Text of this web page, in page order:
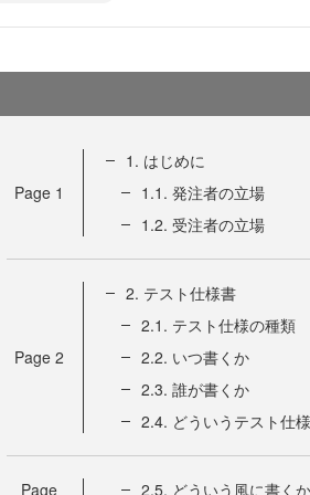
Page 1
1. はじめに
1.1. 発注者の立場
1.2. 受注者の立場
Page 2
2. テスト仕様書
2.1. テスト仕様の種類
2.2. いつ書くか
2.3. 誰が書くか
2.4. どういうテスト仕
Page 2.5. どういう風に書くか